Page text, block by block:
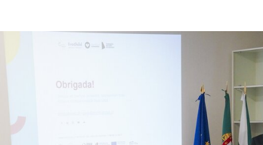
Crescer Seguro vai permitir que as creches do